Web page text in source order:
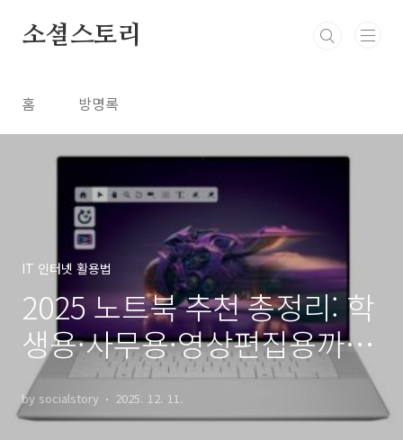
소셜스토리
홈 방명록
IT 인터넷 활용법
2025 노트북 추천 총정리: 학
생용·사무용·영상편집용까
지, 예산별 베스트 모델 가이
드
by socialstory 2025. 12. 11.